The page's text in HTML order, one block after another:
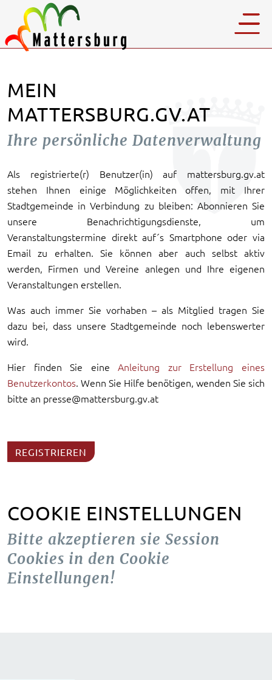
MEIN
MATTERSBURG.GV.AT
Ihre persönliche Datenverwaltung
Als registrierte(r) Benutzer(in) auf mattersburg.gv.at
stehen Ihnen einige Möglichkeiten offen, mit Ihrer
Stadtgemeinde in Verbindung zu bleiben: Abonnieren Sie
unsere Benachrichtigungsdienste, um
Veranstaltungstermine direkt auf´s Smartphone oder via
Email zu erhalten. Sie können aber auch selbst aktiv
werden, Firmen und Vereine anlegen und Ihre eigenen
Veranstaltungen erstellen.
Was auch immer Sie vorhaben – als Mitglied tragen Sie
dazu bei, dass unsere Stadtgemeinde noch lebenswerter
wird.
Hier finden Sie eineAnleitung zur Erstellung eines
Benutzerkontos. Wenn Sie Hilfe benötigen, wenden Sie sich
bitte an presse@mattersburg.gv.at
REGISTRIEREN
COOKIE EINSTELLUNGEN
Bitte akzeptieren sie Session
Cookies in den Cookie
Einstellungen!